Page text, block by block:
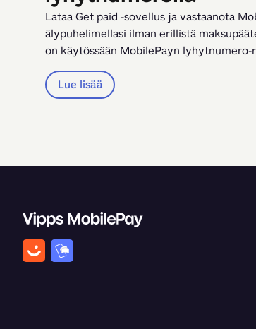
Lataa Get paid -sovellus ja vastaanota
älypuhelimellasi ilman erillistä
on käytössään MobilePayn lyhytnumero-
Lue lisää